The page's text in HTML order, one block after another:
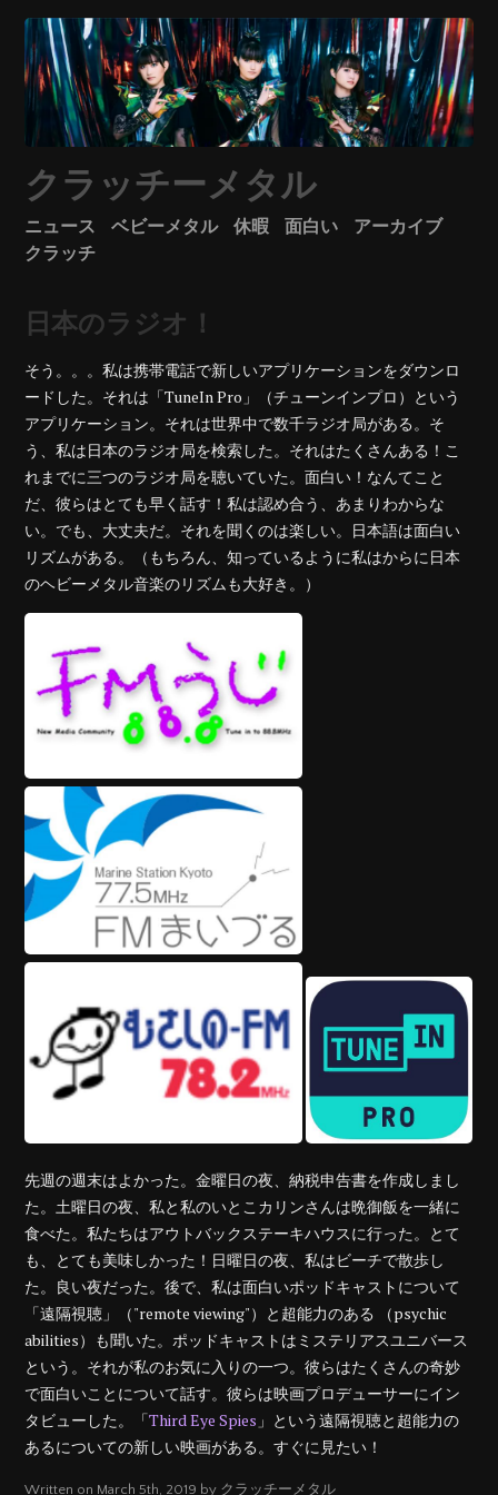
クラッチーメタル
ニュース ベビーメタル 休暇 面白い
アーカイブ
クラッチ
日本のラジオ！
そう。。。私は携帯電話で新しいアプリケーションをダウンロ
ードした。それは「TuneIn Pro」（チューンインプロ）という
アプリケーション。 それは世界中で数千ラジオ局がある。そ
う、私は日本のラジオ局を検索した。それはたくさんある！こ
れまでに三つのラジオ局を聴いていた。面白い！なんてこと
だ、彼らはとても早く話す！私は認め合う、あまりわからな
い。でも、大丈夫だ。それを聞くのは楽しい。日本語は面白い
リズムがある。（もちろん、知っているように私はからに日本
のヘビーメタル音楽のリズムも大好き。）
先週の週末はよかった。金曜日の夜、納税申告書を作成しまし
た。土曜日の夜、私と私のいとこカリンさんは晩御飯を一緒に
食べた。私たちはアウトバックステーキハウスに行った。とて
も、とても美味しかった！日曜日の夜、私はビーチで散歩し
た。良い夜だった。後で、私は面白いポッドキャストについて
「遠隔視聴」（"remote viewing"）と超能力のある （psychic
abilities）も聞いた。ポッドキャストはミステリアスユニバース
という。それが私のお気に入りの一つ。彼らはたくさんの奇妙
で面白いことについて話す。彼らは映画プロデューサーにイン
タビューした。「Third Eye Spies 」という遠隔視聴と超能力の
あるについての新しい映画がある。すぐに見たい！
Written on March 5th, 2019 by クラッチーメタル